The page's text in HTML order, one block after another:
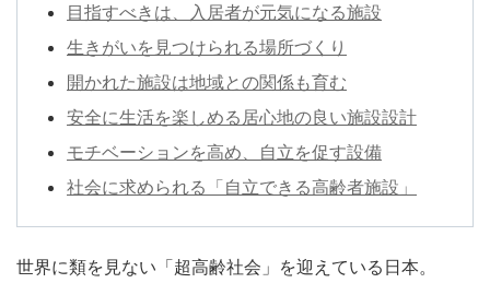
目指すべきは、入居者が元気になる施設
生きがいを見つけられる場所づくり
開かれた施設は地域との関係も育む
安全に生活を楽しめる居心地の良い施設設計
モチベーションを高め、自立を促す設備
社会に求められる「自立できる高齢者施設」
世界に類を見ない「超高齢社会」を迎えている日本。